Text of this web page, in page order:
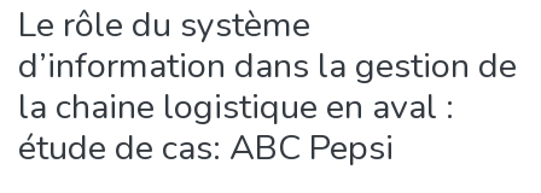
Le rôle du système
d’information dans la gestion de
la chaine logistique en aval :
étude de cas: ABC Pepsi